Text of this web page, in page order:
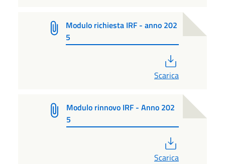
Modulo richiesta IRF - anno 202
5
Scarica
Modulo rinnovo IRF - Anno 202
5
Scarica